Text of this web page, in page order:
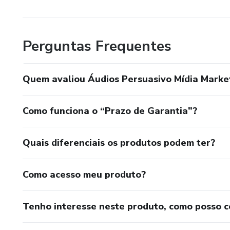
Perguntas Frequentes
Quem avaliou Áudios Persuasivo Mídia
Como funciona o “Prazo de Garantia”?
Quais diferenciais os produtos podem ter?
Como acesso meu produto?
Tenho interesse neste produto, como posso